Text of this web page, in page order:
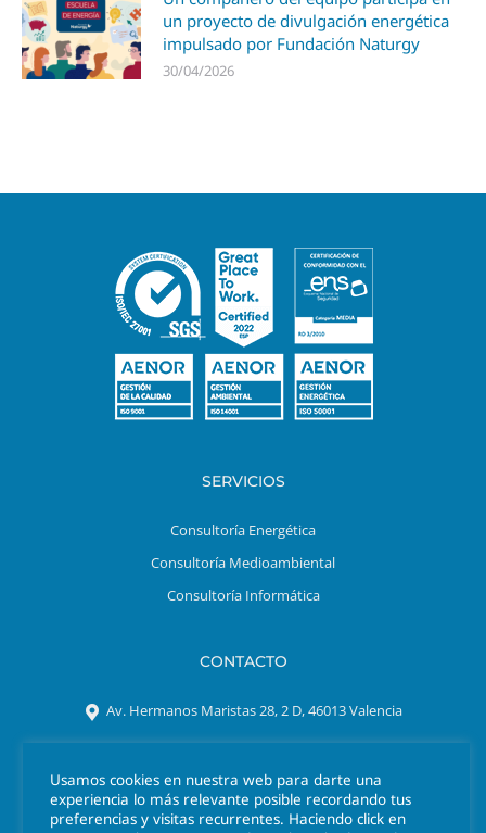
un proyecto de divulgación energética
impulsado por Fundación Naturgy
30/04/2026
SERVICIOS
Consultoría Energética
Consultoría Medioambiental
Consultoría Informática
CONTACTO
Av. Hermanos Maristas 28, 2 D, 46013 Valencia
Tel. 963 301 641
azigrene@azigrene.es
Usamos cookies en nuestra web para darte una
experiencia lo más relevante posible recordando tus
preferencias y visitas recurrentes. Haciendo click en